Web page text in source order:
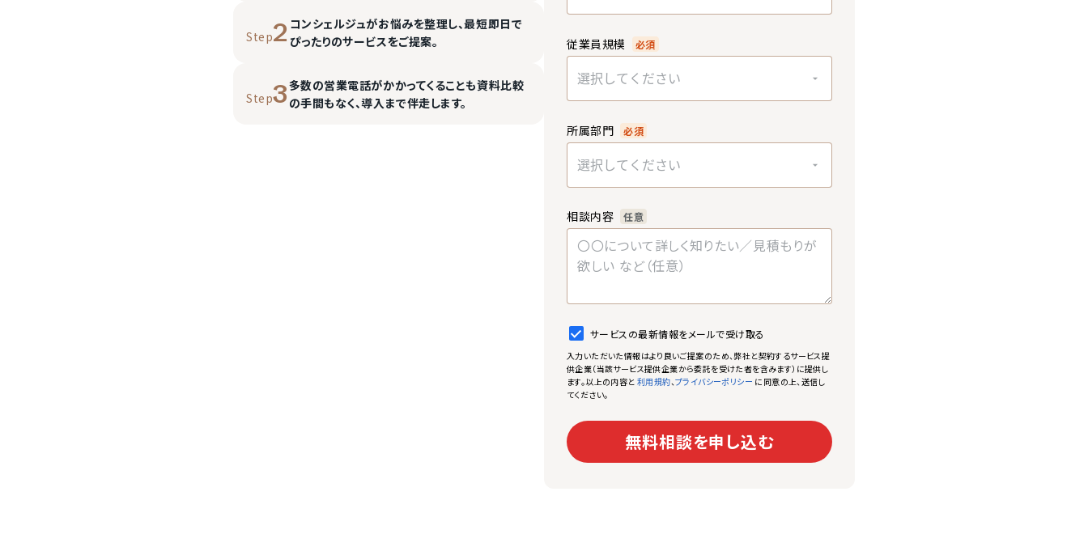
Step2 コンシェルジュがお悩みを整理し、最短即日で
ぴったりのサービスをご提案。
Step3多数の営業電話がかかってくることも資料比較
の手間もなく、導入まで伴走します。
従業員規模 必須
選択してください
所属部門 必須
選択してください
相談内容 任意
サービスの最新情報をメールで受け取る
入力いただいた情報はより良いご提案のため、弊社と契約するサービス提
供企業（当該サービス提供企業から委託を受けた者を含みます）に提供し
ます。以上の内容と利用規約、プライバシーポリシー に同意の上、送信し
てください。
無料相談を申し込む